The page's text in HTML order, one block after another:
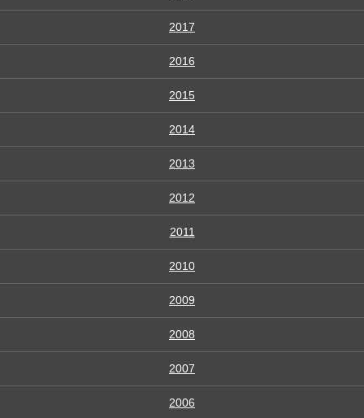
2017
2016
2015
2014
2013
2012
2011
2010
2009
2008
2007
2006